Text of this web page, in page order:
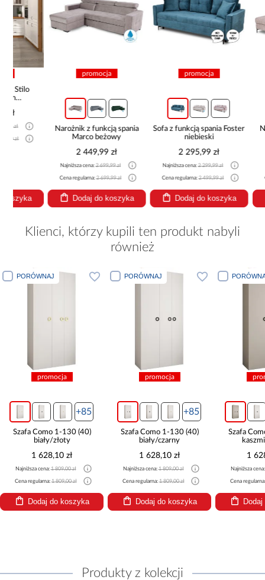
Narożnik z funkcją spania
Marco beżowy
2 449,99 zł
Najniższa cena:2 699,99 zł
Cena regularna:2 699,99 zł
Dodaj do koszyka
Sofa z funkcją spania Foster
2 295,99 zł
Najniższa cena:2 299,99 zł
Cena regularna:2 499,99 zł
Dodaj do koszyka
Narożnik
Najniższa
Cena
Klienci, którzy kupili ten produkt nabyli
również
PORÓWNAJ
promocja
+85
Szafa Como 1-130 (40)
biały/złoty
1 628,10 zł
Najniższa cena:1 809,00 zł
Cena regularna:1 809,00 zł
Dodaj do koszyka
PORÓWNAJ
promocja
+85
Szafa Como 1-130 (40)
biały/czarny
1 628,10 zł
Najniższa cena:1 809,00 zł
Cena regularna:1 809,00 zł
Dodaj do koszyka
Szafa
1
Najniższa
Cena
Produkty z kolekcji